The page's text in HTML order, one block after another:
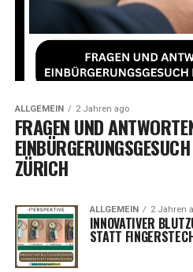
ALLGEMEIN 2 Jahren ago
FRAGEN UND
ZÜRICH
ALLGEMEIN 2 Jahren
INNOVATIVER
STATT